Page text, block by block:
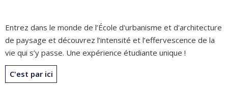
Entrez dans le monde de l’École d'urbanisme et d'architecture
de paysage et découvrez l’intensité et l’effervescence de la
vie qui s’y passe. Une expérience étudiante unique !
C'est par ici